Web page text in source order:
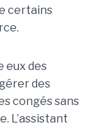
certains
eux des
des
congés sans
L’assistant